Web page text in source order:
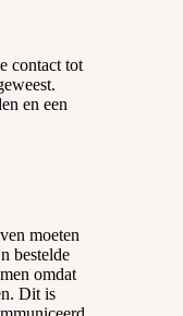
contact tot
en een
moeten
bestelde
omdat
Dit is